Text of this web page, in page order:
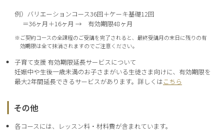
例）バリエーションコース36回＋ケーキ基礎12回
＝36ヶ月＋16ヶ月 → 有効期限48ヶ月
※ご契約コースの全課程のご受講を完了されると、最終受講月の末日に残りの有
効期限は全て抹消されますのでご注意ください。
子育て支援 有効期限延長サービスについて
妊娠中や生後一歳未満のお子さまがいる生徒さま向けに、有効期限を
最大2年間延長できるサービスがあります。詳しくはこちら
その他
各コースには、レッスン料・材料費が含まれています。